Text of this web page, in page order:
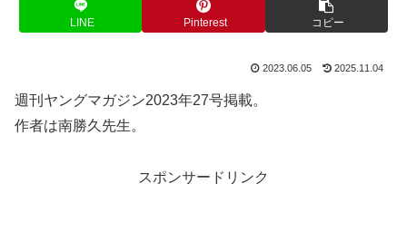
LINE Pinterest コピー
2023.06.05 2025.11.04
週刊ヤングマガジン2023年27号掲載。
作者は南勝久先生。
スポンサードリンク